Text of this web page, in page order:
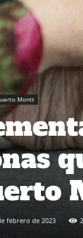
Montt
febrero de 2023